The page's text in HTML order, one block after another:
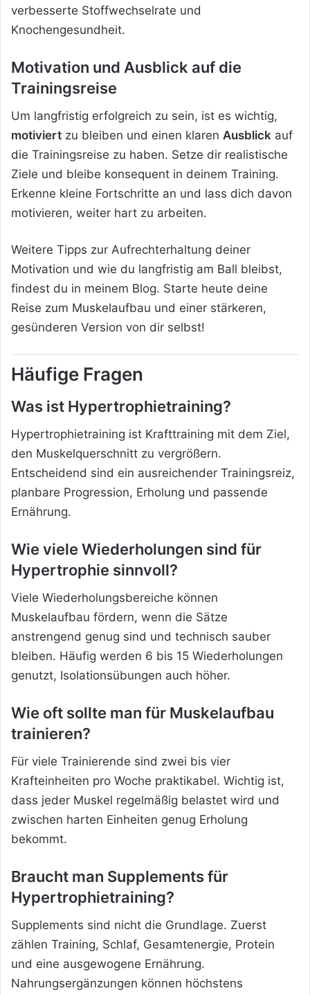
verbesserte Stoffwechselrate und
Knochengesundheit.
Motivation und Ausblick auf die
Trainingsreise
Um langfristig erfolgreich zu sein, ist es wichtig,
motiviert zu bleiben und einen klaren Ausblick auf
die Trainingsreise zu haben. Setze dir realistische
Ziele und bleibe konsequent in deinem Training.
Erkenne kleine Fortschritte an und lass dich davon
motivieren, weiter hart zu arbeiten.
Weitere Tipps zur Aufrechterhaltung deiner
Motivation und wie du langfristig am Ball bleibst,
findest du in meinem Blog. Starte heute deine
Reise zum Muskelaufbau und einer stärkeren,
gesünderen Version von dir selbst!
Häufige Fragen
Was ist Hypertrophietraining?
Hypertrophietraining ist Krafttraining mit dem Ziel,
den Muskelquerschnitt zu vergrößern.
Entscheidend sind ein ausreichender Trainingsreiz,
planbare Progression, Erholung und passende
Ernährung.
Wie viele Wiederholungen sind für
Hypertrophie sinnvoll?
Viele Wiederholungsbereiche können
Muskelaufbau fördern, wenn die Sätze
anstrengend genug sind und technisch sauber
bleiben. Häufig werden 6 bis 15 Wiederholungen
genutzt, Isolationsübungen auch höher.
Wie oft sollte man für Muskelaufbau
trainieren?
Für viele Trainierende sind zwei bis vier
Krafteinheiten pro Woche praktikabel. Wichtig ist,
dass jeder Muskel regelmäßig belastet wird und
zwischen harten Einheiten genug Erholung
bekommt.
Braucht man Supplements für
Hypertrophietraining?
Supplements sind nicht die Grundlage. Zuerst
zählen Training, Schlaf, Gesamtenergie, Protein
und eine ausgewogene Ernährung.
Nahrungsergänzungen können höchstens